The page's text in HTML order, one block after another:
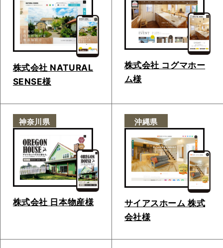
株式会社 NATURAL
SENSE様
株式会社 コグマホー
ム様
神奈川県
株式会社 日本物産様
沖縄県
サイアスホーム 株式
会社様